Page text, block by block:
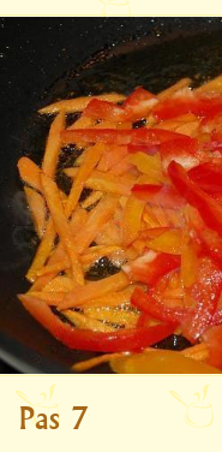
Pas 7